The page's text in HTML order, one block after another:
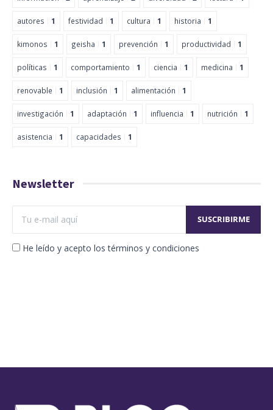
autores 1 festividad 1 cultura 1 historia 1
kimonos 1 geisha 1 prevención 1 productividad 1
políticas 1 comportamiento 1 ciencia 1 medicina 1
renovable 1 inclusión 1 alimentación 1
investigación 1 adaptación 1 influencia 1 nutrición 1
asistencia 1 capacidades 1
Newsletter
He leído y acepto los términos y condiciones